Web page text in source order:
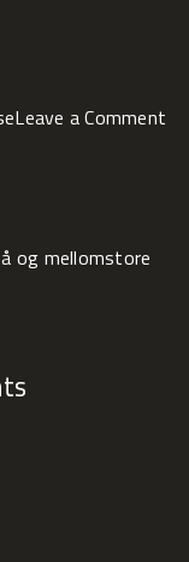
Leave a Comment
og mellomstore